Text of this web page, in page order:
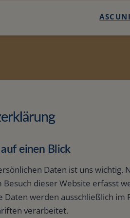
einen Blick
Daten ist uns
Besuch dieser Website erfasst
Daten werden ausschließlich
verarbeitet.